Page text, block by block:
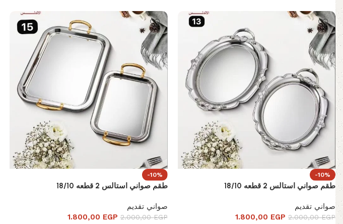
-10%
طقم صواني استالس 2 قطعه 18/10
صواني تقديم
2.000,00EGP
1.800,00 EGP
-10%
طقم صواني استالس 2 قطعه 18/10
صواني تقديم
2.000,00EGP
1.800,00 EGP